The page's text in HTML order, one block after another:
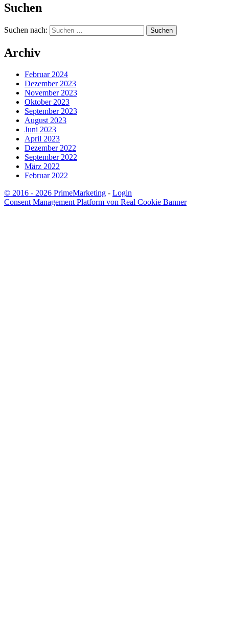
Suchen
Suchen nach:
Archiv
Februar 2024
Dezember 2023
November 2023
Oktober 2023
September 2023
August 2023
Juni 2023
April 2023
Dezember 2022
September 2022
März 2022
Februar 2022
© 2016 - 2026 PrimeMarketing - Login
Consent Management Platform von Real Cookie Banner